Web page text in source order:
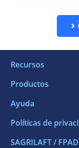
Recursos
Productos
Ayuda
Políticas de
SAGRILAFT /